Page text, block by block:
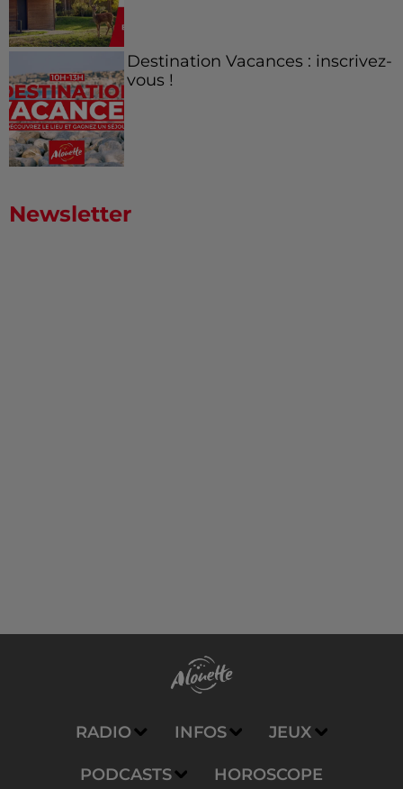
Destination Vacances : inscrivez-
vous !
Newsletter
RADIO INFOS JEUX
PODCASTS HOROSCOPE